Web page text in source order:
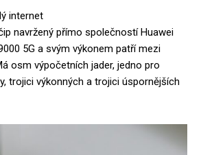
internet
navržený přímo společností Huawei
5G a svým výkonem patří mezi
osm výpočetních jader, jedno pro
trojici výkonných a trojici úspornějších